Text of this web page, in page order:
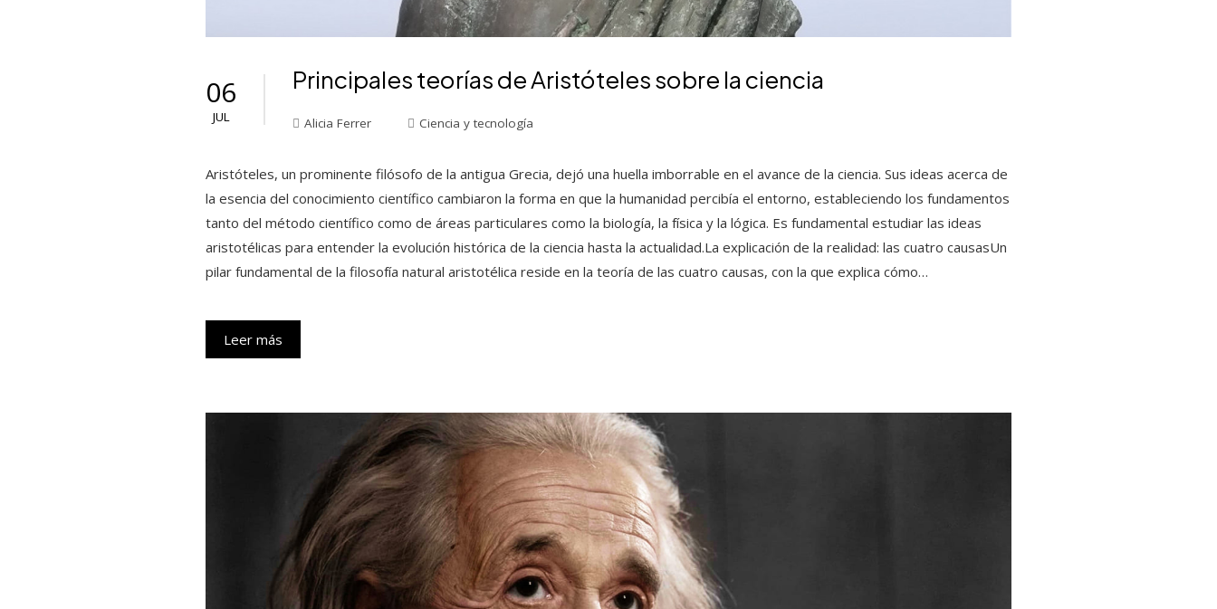
06
JUL
Principales teorías de Aristóteles sobre la ciencia
Alicia Ferrer Ciencia y tecnología
Aristóteles, un prominente filósofo de la antigua Grecia, dejó una huella imborrable en el avance de la ciencia. Sus ideas acerca de
la esencia del conocimiento científico cambiaron la forma en que la humanidad percibía el entorno, estableciendo los fundamentos
tanto del método científico como de áreas particulares como la biología, la física y la lógica. Es fundamental estudiar las ideas
aristotélicas para entender la evolución histórica de la ciencia hasta la actualidad.La explicación de la realidad: las cuatro causasUn
pilar fundamental de la filosofía natural aristotélica reside en la teoría de las cuatro causas, con la que explica cómo…
Leer más